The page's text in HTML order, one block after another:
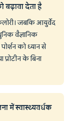
देता है
जबकि आयुर्वेद
वैज्ञानिक
को ध्यान से
के बिना
में स्वास्थ्यवर्धक